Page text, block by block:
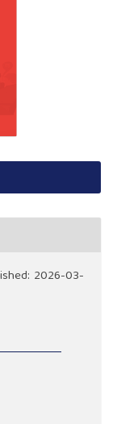
2026-03-